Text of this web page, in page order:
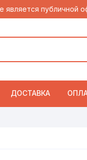
публичной
ДОСТАВКА